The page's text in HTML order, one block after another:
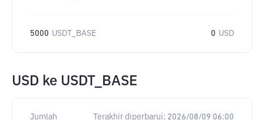
5000 USDT_BASE 0 USD
USD ke USDT_BASE
Jumlah Terakhir diperbarui: 2026/08/09 06:00